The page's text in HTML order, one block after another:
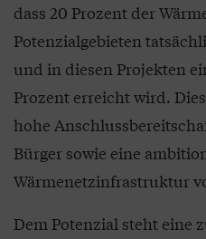
dass 20 Prozent der
Potenzialgebieten
und in diesen Projekten
Prozent erreicht wird.
hohe
Bürger sowie eine
Wärmenetzinfrastruktur
Dem Potenzial steht eine